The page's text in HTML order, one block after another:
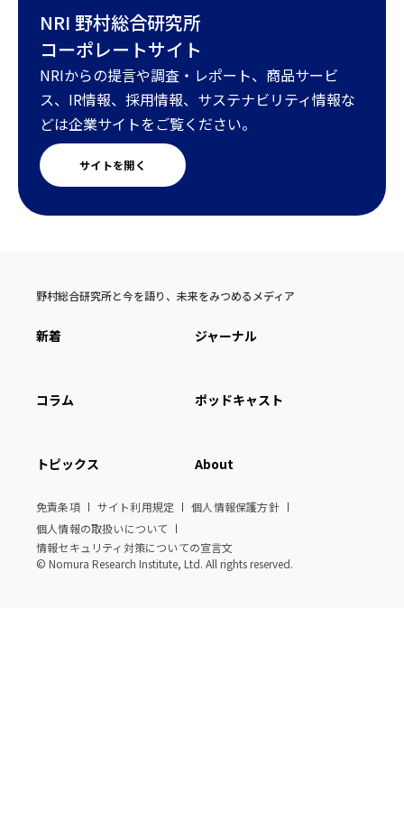
NRI 野村総合研究所
コーポレートサイト
NRIからの提言や調査・レポート、商品サービ
ス、IR情報、採用情報、サステナビリティ情報な
どは企業サイトをご覧ください。
サイトを開く
野村総合研究所と今を語り、未来をみつめるメディア
新着 ジャーナル
コラム ポッドキャスト
トピックス About
免責条項 サイト利用規定
個人情報保護方針
個人情報の取扱いについて
情報セキュリティ対策についての宣言文
© Nomura Research Institute, Ltd. All rights reserved.